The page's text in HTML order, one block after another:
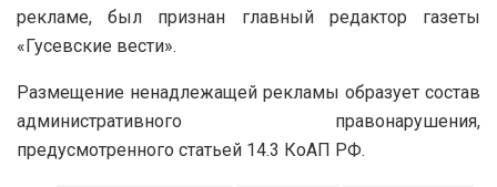
рекламе, был признан главный редактор газеты
«Гусевские вести».
Размещение ненадлежащей рекламы образует состав
административного правонарушения,
предусмотренного статьей 14.3 КоАП РФ.